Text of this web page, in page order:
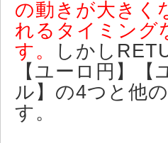
の動きが大きく
れるタイミング
す。
しかし
【ユーロ円】
ル】の4つと他
す。